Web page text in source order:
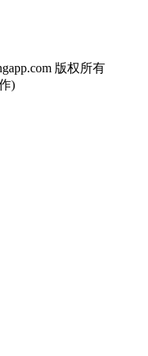
版权所有
)